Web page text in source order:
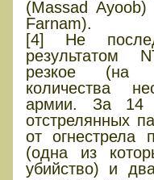
(Massad
Farnam).
[4] Не
результатом
резкое (на
количества
армии. За 14
отстрелянных
от огнестрела
(одна из
убийство) и